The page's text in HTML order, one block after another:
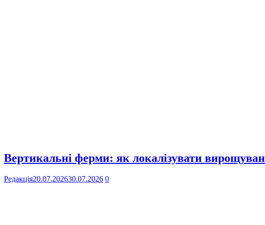
Вертикальні ферми: як локалізувати
Редакція20.07.202630.07.2026 0